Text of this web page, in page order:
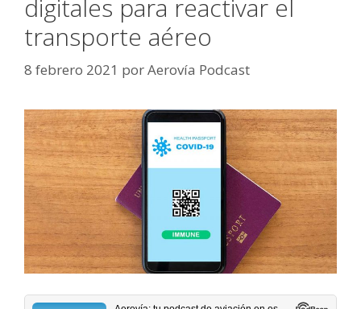
digitales para reactivar el
transporte aéreo
8 febrero 2021 porAerovía Podcast